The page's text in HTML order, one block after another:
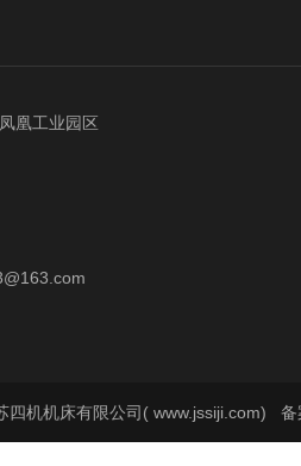
凰工业园区
四机机床有限公司( www.jssiji.com) 备